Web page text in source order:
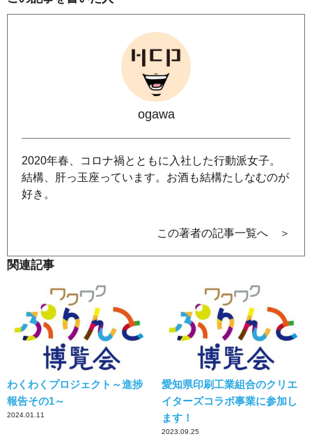
ogawa
2020年春、コロナ禍とともに入社した行動派女子。
結構、肝っ玉座っています。お酒も結構たしなむのが
好き。
この著者の記事一覧へ ＞
関連記事
わくわくプロジェクト～進捗
報告その1～
2024.01.11
愛知県印刷工業組合のクリエ
イターズコラボ事業に参加し
ます！
2023.09.25